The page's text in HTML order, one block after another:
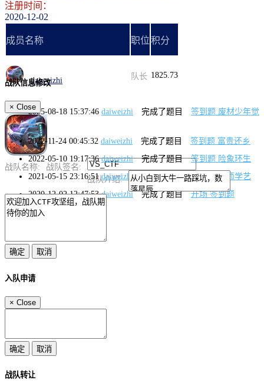
注册时间：
2020-12-02
成员名称 职位积分
daiweizhi 队长 1825.73
2025-08-18 15:37:46 daiweizhi 完成了题目
签到题 废材少年觉
醒
2022-11-24 00:45:32 daiweizhi 完成了题目
签到题 富贵还乡
2022-05-10 19:17:36 daiweizhi 完成了题目
签到题 险象环生
2021-05-15 23:16:51 daiweizhi 完成了题目
签到题 拜师学艺
2020-12-02 12:47:53 daiweizhi 完成了题目 开场 签到题
战队信息修改
× Close
战队名称:
战队签名:
战队介绍:
入队申请
× Close
战队转让